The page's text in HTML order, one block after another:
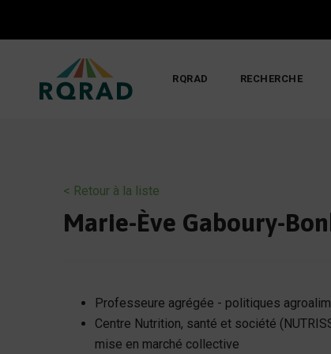
RQRAD RECHERCHE
< Retour à la liste
Marie-Ève Gaboury-
Professeure agrégée - politiques
Centre Nutrition, santé et société
mise en marché collective